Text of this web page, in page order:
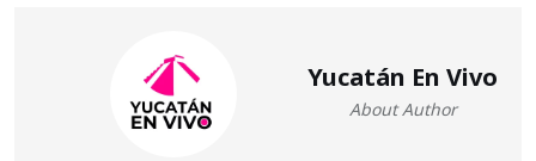
Yucatán En Vivo
About Author